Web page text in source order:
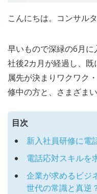
こんにちは。コンサル
早いもので深緑の6月
社後2カ月が経過し、
属先が決まりワクワク
修中の方と、さまざま
目次
新入社員研修に電
電話応対スキルを
企業が求めるビジ
世代の常識と真逆